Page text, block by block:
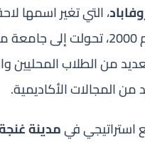
، التي تغير اسمها
معهد تربوي حكومي، وفي عام
من الطلاب المحليين
المجالات الأكاديمية.
استراتيجي فيمدينة